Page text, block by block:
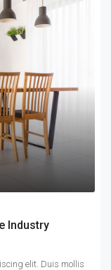
Industry
elit. Duis mollis